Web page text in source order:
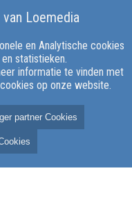
Loemedia
en Analytische cookies
statistieken.
informatie te vinden met
op onze website.
partner Cookies